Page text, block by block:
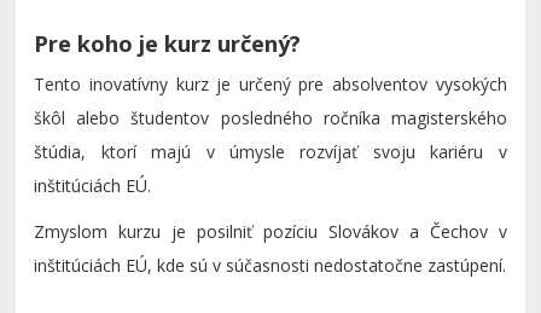
Pre koho je kurz určený?
Tento inovatívny kurz je určený pre absolventov vysokých
škôl alebo študentov posledného ročníka magisterského
štúdia, ktorí majú v úmysle rozvíjať svoju kariéru v
inštitúciách EÚ.
Zmyslom kurzu je posilniť pozíciu Slovákov a Čechov v
inštitúciách EÚ, kde sú v súčasnosti nedostatočne zastúpení.